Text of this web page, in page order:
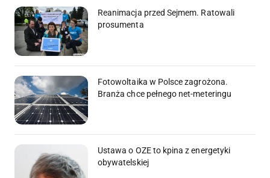
Reanimacja przed Sejmem. Ratowali
prosumenta
Fotowoltaika w Polsce zagrożona.
Branża chce pełnego net-meteringu
Ustawa o OZE to kpina z energetyki
obywatelskiej